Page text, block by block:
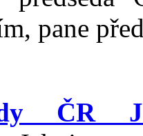
pane
ČR